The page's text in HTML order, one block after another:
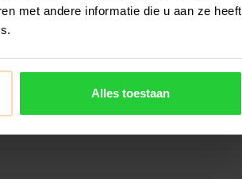
met andere informatie die u aan ze heeft
Alles toestaan